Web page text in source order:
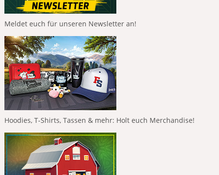
Meldet euch für unseren Newsletter an!
Hoodies, T-Shirts, Tassen & mehr: Holt euch Merchandise!